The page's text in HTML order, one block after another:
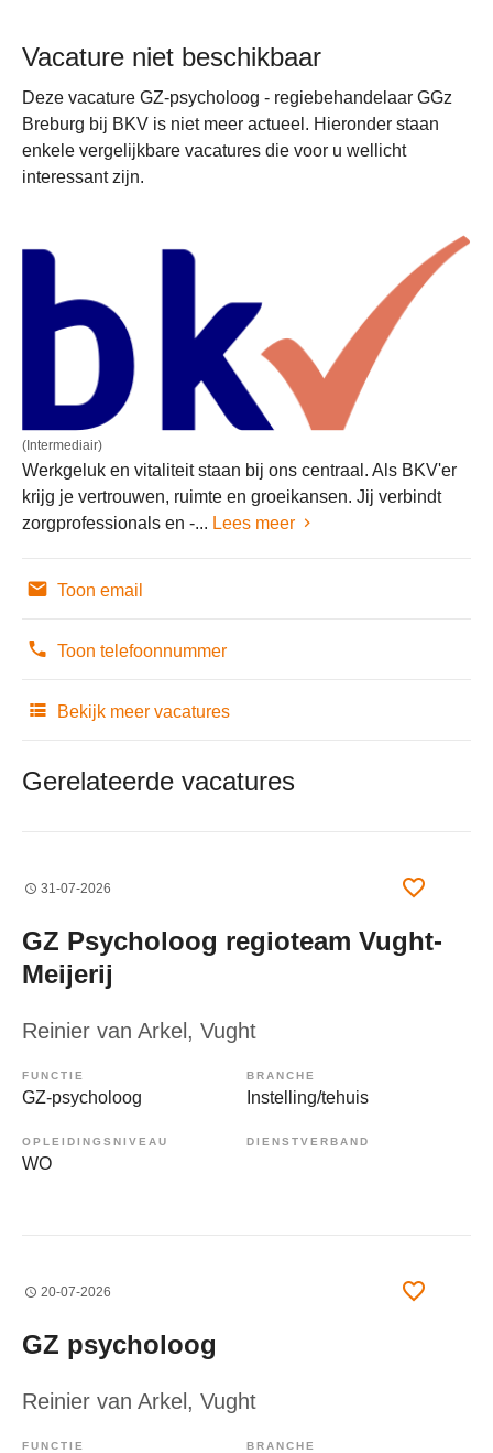
Vacature niet beschikbaar
Deze vacature GZ-psycholoog - regiebehandelaar GGz
Breburg bij BKV is niet meer actueel. Hieronder staan
enkele vergelijkbare vacatures die voor u wellicht
interessant zijn.
(Intermediair)
Werkgeluk en vitaliteit staan bij ons centraal. Als BKV'er
krijg je vertrouwen, ruimte en groeikansen. Jij verbindt
zorgprofessionals en -... Lees meer
Toon email
Toon telefoonnummer
Bekijk meer vacatures
Gerelateerde vacatures
31-07-2026
GZ Psycholoog regioteam Vught-
Meijerij
Reinier van Arkel , Vught
FUNCTIE
GZ-psycholoog
BRANCHE
Instelling/tehuis
OPLEIDINGSNIVEAU
WO
DIENSTVERBAND
20-07-2026
GZ psycholoog
Reinier van Arkel , Vught
FUNCTIE BRANCHE